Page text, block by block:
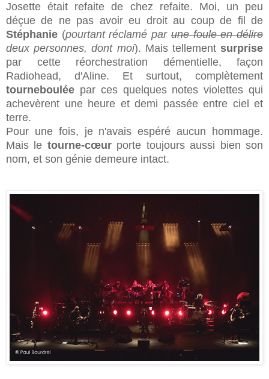
Josette était refaite de chez refaite. Moi, un peu
déçue de ne pas avoir eu droit au coup de fil de
Stéphanie (pourtant réclamé par une foule en délire
deux personnes, dont moi). Mais tellement surprise
par cette réorchestration démentielle, façon
Radiohead, d'Aline. Et surtout, complètement
tourneboulée par ces quelques notes violettes qui
achevèrent une heure et demi passée entre ciel et
terre.
Pour une fois, je n'avais espéré aucun hommage.
Mais le tourne-cœurporte toujours aussi bien son
nom, et son génie demeure intact.